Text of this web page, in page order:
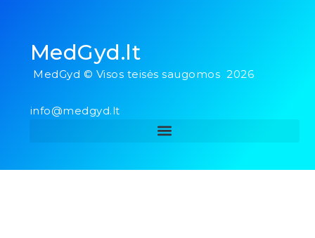
MedGyd.lt
MedGyd © Visos teisės saugomos 2026
info@medgyd.lt